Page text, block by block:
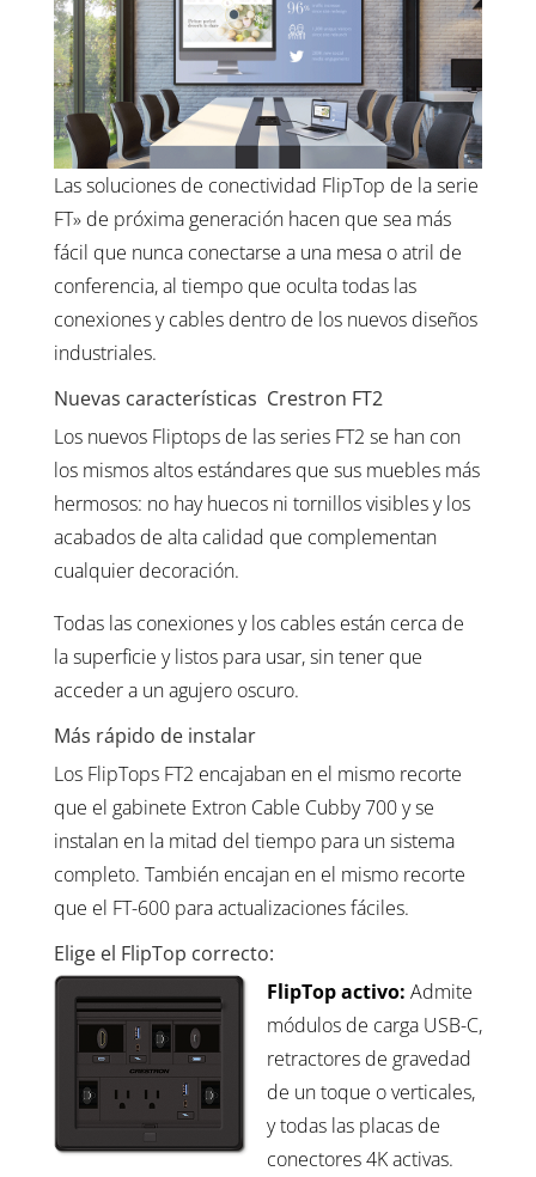
Las soluciones de conectividad FlipTop de la serie
FT» de próxima generación hacen que sea más
fácil que nunca conectarse a una mesa o atril de
conferencia, al tiempo que oculta todas las
conexiones y cables dentro de los nuevos diseños
industriales.
Nuevas características Crestron FT2
Los nuevos Fliptops de las series FT2 se han con
los mismos altos estándares que sus muebles más
hermosos: no hay huecos ni tornillos visibles y los
acabados de alta calidad que complementan
cualquier decoración.
Todas las conexiones y los cables están cerca de
la superficie y listos para usar, sin tener que
acceder a un agujero oscuro.
Más rápido de instalar
Los FlipTops FT2 encajaban en el mismo recorte
que el gabinete Extron Cable Cubby 700 y se
instalan en la mitad del tiempo para un sistema
completo. También encajan en el mismo recorte
que el FT-600 para actualizaciones fáciles.
Elige el FlipTop correcto:
FlipTop activo: Admite
módulos de carga USB-C,
retractores de gravedad
de un toque o verticales,
y todas las placas de
conectores 4K activas.